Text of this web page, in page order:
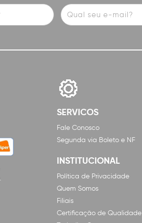
SERVICOS
Fale Conosco
Segunda via Boleto e NF
INSTITUCIONAL
Política de Privacidade
Quem Somos
Filiais
Certificação de Qualidade